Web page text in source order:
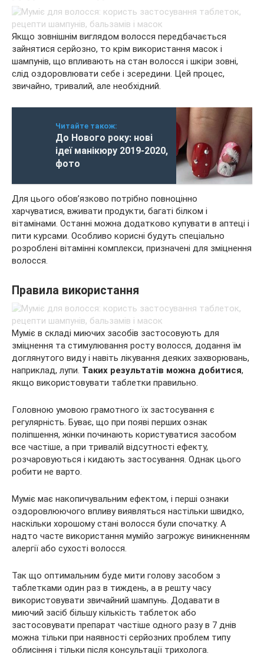
Якщо зовнішнім виглядом волосся передбачається
зайнятися серйозно, то крім використання масок і
шампунів, що впливають на стан волосся і шкіри зовні,
слід оздоровлювати себе і зсередини. Цей процес,
звичайно, тривалий, але необхідний.
Читайте також:
До Нового року: нові
ідеї манікюру 2019-2020,
фото
Для цього обов’язково потрібно повноцінно
харчуватися, вживати продукти, багаті білком і
вітамінами. Останні можна додатково купувати в аптеці і
пити курсами. Особливо корисні будуть спеціально
розроблені вітамінні комплекси, призначені для зміцнення
волосся.
Правила використання
Муміє в складі миючих засобів застосовують для
зміцнення та стимулювання росту волосся, додання їм
доглянутого виду і навіть лікування деяких захворювань,
наприклад, лупи. Таких результатів можна добитися,
якщо використовувати таблетки правильно.
Головною умовою грамотного їх застосування є
регулярність. Буває, що при появі перших ознак
поліпшення, жінки починають користуватися засобом
все частіше, а при тривалій відсутності ефекту,
розчаровуються і кидають застосування. Однак цього
робити не варто.
Муміє має накопичувальним ефектом, і перші ознаки
оздоровлюючого впливу виявляться настільки швидко,
наскільки хорошому стані волосся були спочатку. А
надто часте використання мумійо загрожує виникненням
алергії або сухості волосся.
Так що оптимальним буде мити голову засобом з
таблетками один раз в тиждень, а в решту часу
використовувати звичайний шампунь. Додавати в
миючий засіб більшу кількість таблеток або
застосовувати препарат частіше одного разу в 7 днів
можна тільки при наявності серйозних проблем типу
облисіння і тільки після консультації трихолога.